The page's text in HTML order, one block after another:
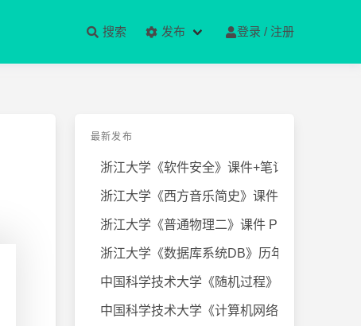
搜索 发布 登录 / 注册
最新发布
浙江大学《软件安全》课件+笔记
浙江大学《西方音乐简史》课件+笔
浙江大学《普通物理二》课件 PPT
浙江大学《数据库系统DB》历年试卷
中国科学技术大学《随机过程》近几
中国科学技术大学《计算机网络》课